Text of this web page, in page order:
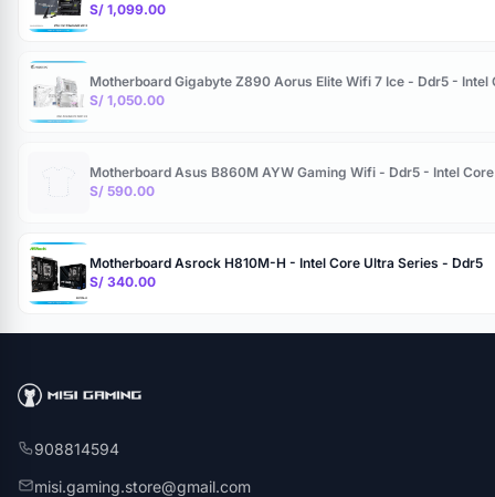
S/ 1,099.00
Motherboard Gigabyte Z890 Aorus Elite Wifi 7 Ice - Ddr5 - Intel
S/ 1,050.00
Motherboard Asus B860M AYW Gaming Wifi - Ddr5 - Intel
S/ 590.00
Motherboard Asrock H810M-H - Intel Core Ultra Series - Ddr5
S/ 340.00
908814594
misi.gaming.store@gmail.com